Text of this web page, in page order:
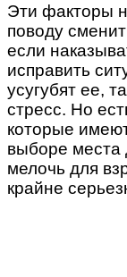
Эти факторы
поводу
если
исправить
усугубят ее,
стресс. Но
которые
выборе места
мелочь для
крайне